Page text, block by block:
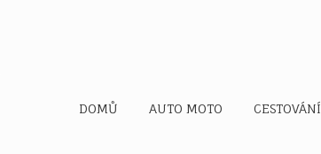
DOMŮ AUTO MOTO CESTOVÁNÍ